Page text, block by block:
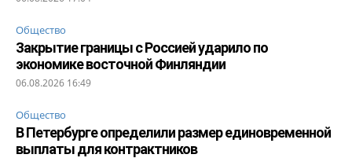
Общество
Закрытие границы с Россией ударило по
экономике восточной Финляндии
06.08.2026 16:49
Общество
В Петербурге определили размер единовременной
выплаты для контрактников